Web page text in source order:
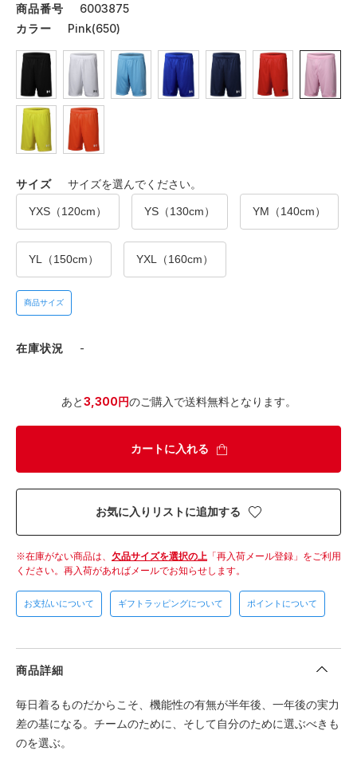
商品番号
6003875
カラー
Pink(650)
サイズ サイズを選んでください。
YXS（120cm） YS（130cm） YM（140cm）
YL（150cm） YXL（160cm）
商品サイズ
在庫状況 -
あと3,300円のご購入で送料無料となります。
カートに入れる
お気に入りリストに追加する
在庫がない商品は、 欠品サイズを選択の上 「再入荷メール登録」をご利用
ください。 再入荷があればメールでお知らせします。
お支払いについて ギフトラッピングについて ポイントについて
商品詳細
毎日着るものだからこそ、機能性の有無が半年後、一年後の実力
差の基になる。チームのために、そして自分のために選ぶべきも
のを選ぶ。